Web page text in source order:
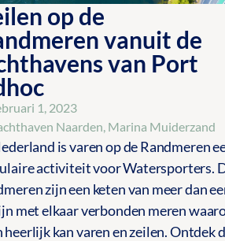
op de
vanuit de
van Port
1, 2023
Naarden Marina Muiderzand
is varen op de Randmeren
activiteit voor Watersporters.
zijn een keten van meer dan
met elkaar verbonden meren
heerlijk kan varen en zeilen. Ontdek